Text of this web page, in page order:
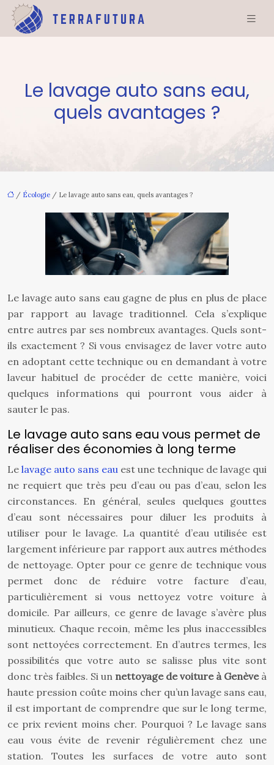
Le lavage auto sans eau,
quels avantages ?
/ Écologie / Le lavage auto sans eau, quels avantages ?
Le lavage auto sans eau gagne de plus en plus de place
par rapport au lavage traditionnel. Cela s’explique
entre autres par ses nombreux avantages. Quels sont-
ils exactement ? Si vous envisagez de laver votre auto
en adoptant cette technique ou en demandant à votre
laveur habituel de procéder de cette manière, voici
quelques informations qui pourront vous aider à
sauter le pas.
Le lavage auto sans eau vous permet de
réaliser des économies à long terme
Le lavage auto sans eau est une technique de lavage qui
ne requiert que très peu d’eau ou pas d’eau, selon les
circonstances. En général, seules quelques gouttes
d’eau sont nécessaires pour diluer les produits à
utiliser pour le lavage. La quantité d’eau utilisée est
largement inférieure par rapport aux autres méthodes
de nettoyage. Opter pour ce genre de technique vous
permet donc de réduire votre facture d’eau,
particulièrement si vous nettoyez votre voiture à
domicile. Par ailleurs, ce genre de lavage s’avère plus
minutieux. Chaque recoin, même les plus inaccessibles
sont nettoyées correctement. En d’autres termes, les
possibilités que votre auto se salisse plus vite sont
donc très faibles. Si un nettoyage de voiture à Genève à
haute pression coûte moins cher qu’un lavage sans eau,
il est important de comprendre que sur le long terme,
ce prix revient moins cher. Pourquoi ? Le lavage sans
eau vous évite de revenir régulièrement chez une
station. Toutes les surfaces de votre auto sont